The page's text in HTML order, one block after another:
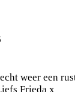
weer een
Frieda x